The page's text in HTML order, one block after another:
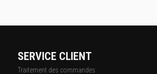
SERVICE CLIENT
Traitement des commandes